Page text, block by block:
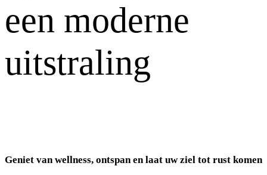
een moderne
uitstraling
Geniet van wellness, ontspan en laat uw ziel tot rust komen